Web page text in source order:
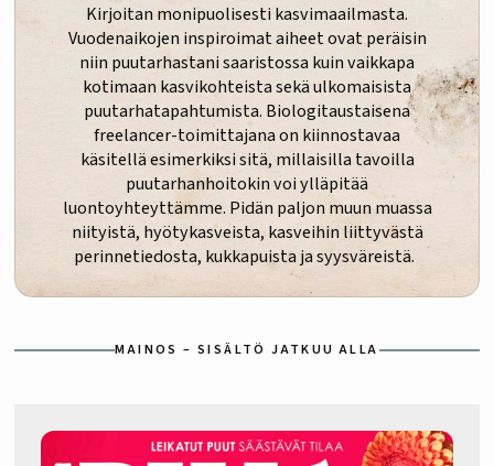
Kirjoitan monipuolisesti kasvimaailmasta.
Vuodenaikojen inspiroimat aiheet ovat peräisin
niin puutarhastani saaristossa kuin vaikkapa
kotimaan kasvikohteista sekä ulkomaisista
puutarhatapahtumista. Biologitaustaisena
freelancer-toimittajana on kiinnostavaa
käsitellä esimerkiksi sitä, millaisilla tavoilla
puutarhanhoitokin voi ylläpitää
luontoyhteyttämme. Pidän paljon muun muassa
niityistä, hyötykasveista, kasveihin liittyvästä
perinnetiedosta, kukkapuista ja syysväreistä.
MAINOS – SISÄLTÖ JATKUU ALLA